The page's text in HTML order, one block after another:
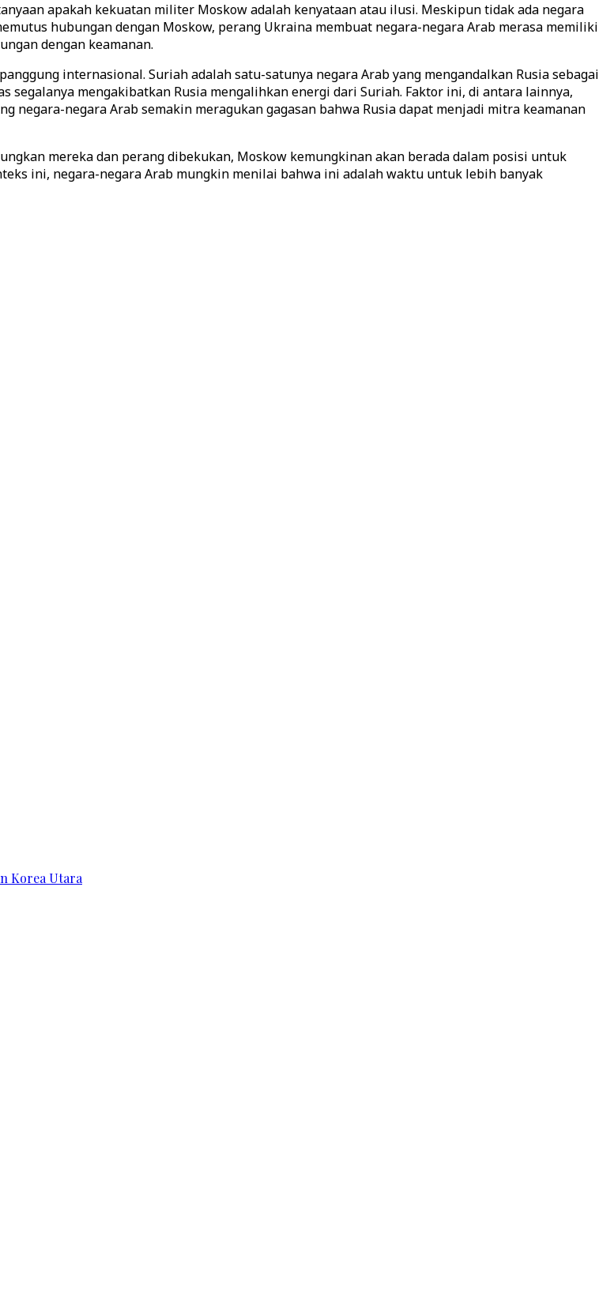
apakah kekuatan militer Moskow adalah kenyataan atau ilusi. Meskipun tidak ada negara
hubungan dengan Moskow, perang Ukraina membuat negara-negara Arab merasa memiliki
dengan keamanan.
internasional. Suriah adalah satu-satunya negara Arab yang mengandalkan Rusia sebagai
mengakibatkan Rusia mengalihkan energi dari Suriah. Faktor ini, di antara lainnya,
negara-negara Arab semakin meragukan gagasan bahwa Rusia dapat menjadi mitra keamanan
mereka dan perang dibekukan, Moskow kemungkinan akan berada dalam posisi untuk
ini, negara-negara Arab mungkin menilai bahwa ini adalah waktu untuk lebih banyak
Korea Utara